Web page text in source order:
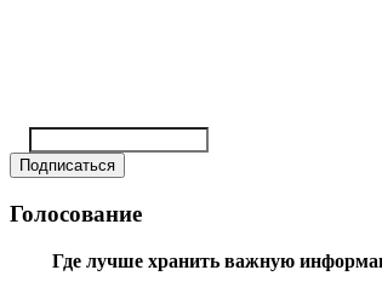
Голосование
Где лучше хранить важную